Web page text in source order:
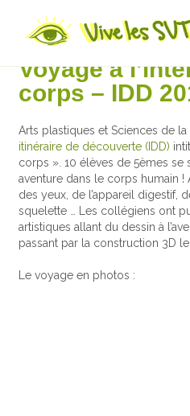
Au jour le jour
Voyage à
corps – IDD
Arts plastiques et Sciences de
itinéraire de découverte (IDD)
corps ». 10 élèves de 5èmes se
aventure dans le corps humain
des yeux, de l’appareil digestif,
squelette … Les collégiens ont
artistiques allant du dessin à
passant par la construction 3D
Le voyage en photos :